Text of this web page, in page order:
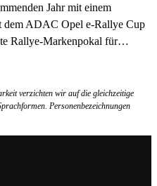
Jahr mit einem
ADAC Opel e-Rallye Cup
Rallye-Markenpokal für…
verzichten wir auf die gleichzeitige
Personenbezeichnungen